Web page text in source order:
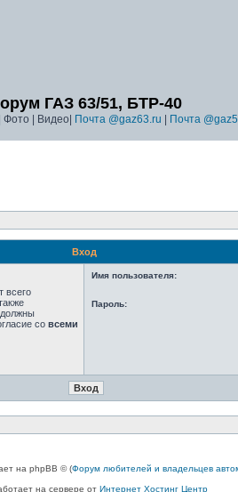
ГАЗ 63/51, БТР-40
Фото | Видео| Почта @gaz63.ru Почта
Вход
всего
должны
со всеми
Имя пользователя:
Пароль:
на phpBB © (Форум любителей и владельцев
на сервере от Интернет Хостинг Центр